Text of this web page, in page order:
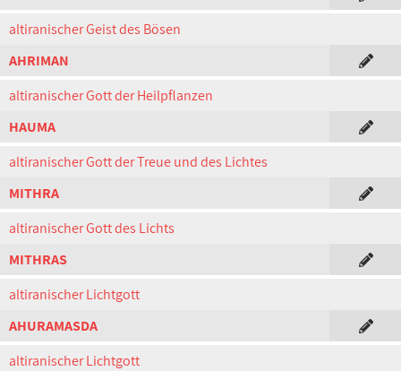
altiranischer Geist des Bösen
AHRIMAN
altiranischer Gott der Heilpflanzen
HAUMA
altiranischer Gott der Treue und des Lichtes
MITHRA
altiranischer Gott des Lichts
MITHRAS
altiranischer Lichtgott
AHURAMASDA
altiranischer Lichtgott